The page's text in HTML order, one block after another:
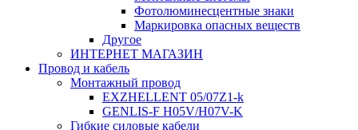
Фотолюминесцентные знаки
Маркировка опасных веществ
Другое
ИНТЕРНЕТ МАГАЗИН
Провод и кабель
Монтажный провод
EXZHELLENT 05/07Z1-k
GENLIS-F Н05V/H07V-K
Гибкие силовые кабели